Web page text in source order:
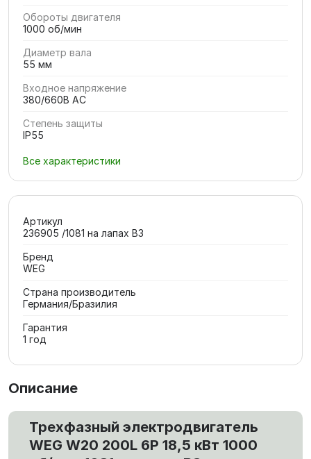
Обороты двигателя
1000 об/мин
Диаметр вала
55 мм
Входное напряжение
380/660В AC
Степень защиты
IP55
Все характеристики
Артикул
236905 /1081 на лапах В3
Бренд
WEG
Страна производитель
Германия/Бразилия
Гарантия
1 год
Описание
Трехфазный электродвигатель
WEG W20 200L 6P 18,5 кВт 1000